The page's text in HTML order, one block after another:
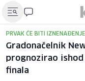
PRVAK ĆE BITI IZNENAĐENJE
Gradonačelnik
prognozirao
finala